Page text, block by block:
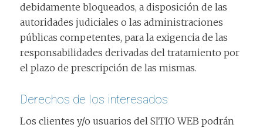
debidamente bloqueados, a disposición de las
autoridades judiciales o las administraciones
públicas competentes, para la exigencia de las
responsabilidades derivadas del tratamiento por
el plazo de prescripción de las mismas.
Derechos de los interesados
Los clientes y/o usuarios del SITIO WEB podrán